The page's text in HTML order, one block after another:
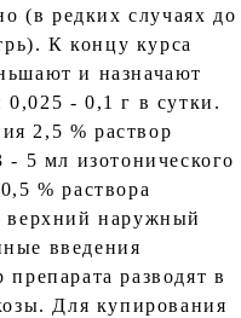
(в редких случаях до
К концу курса
и назначают
- 0,1 г в сутки.
2,5 % раствор
- 5 мл изотонического
% раствора
верхний наружный
введения
разводят в
Для купирования